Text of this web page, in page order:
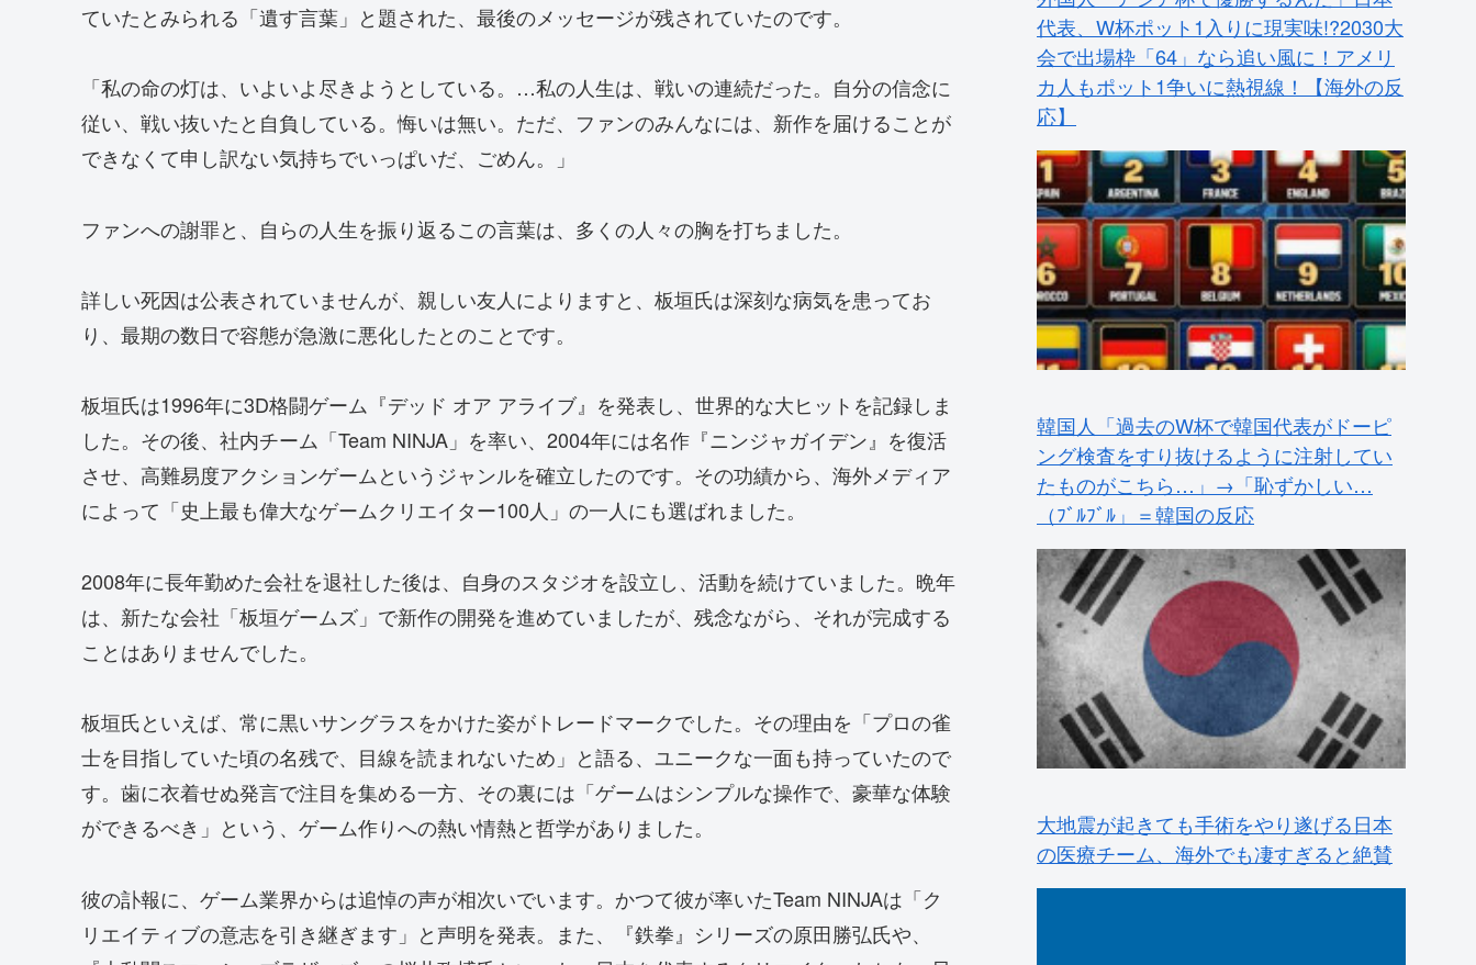
ていたとみられる「遺す言葉」と題された、最後のメッセージが残されていたのです。
「私の命の灯は、いよいよ尽きようとしている。…私の人生は、戦いの連続だった。自分の信念に
従い、戦い抜いたと自負している。悔いは無い。ただ、ファンのみんなには、新作を届けることが
できなくて申し訳ない気持ちでいっぱいだ、ごめん。」
ファンへの謝罪と、自らの人生を振り返るこの言葉は、多くの人々の胸を打ちました。
詳しい死因は公表されていませんが、親しい友人によりますと、板垣氏は深刻な病気を患ってお
り、最期の数日で容態が急激に悪化したとのことです。
板垣氏は1996年に3D格闘ゲーム『デッド オア アライブ』を発表し、世界的な大ヒットを記録しま
した。その後、社内チーム「Team NINJA」を率い、2004年には名作『ニンジャガイデン』を復活
させ、高難易度アクションゲームというジャンルを確立したのです。その功績から、海外メディア
によって「史上最も偉大なゲームクリエイター100人」の一人にも選ばれました。
2008年に長年勤めた会社を退社した後は、自身のスタジオを設立し、活動を続けていました。晩年
は、新たな会社「板垣ゲームズ」で新作の開発を進めていましたが、残念ながら、それが完成する
ことはありませんでした。
板垣氏といえば、常に黒いサングラスをかけた姿がトレードマークでした。その理由を「プロの雀
士を目指していた頃の名残で、目線を読まれないため」と語る、ユニークな一面も持っていたので
す。歯に衣着せぬ発言で注目を集める一方、その裏には「ゲームはシンプルな操作で、豪華な体験
ができるべき」という、ゲーム作りへの熱い情熱と哲学がありました。
彼の訃報に、ゲーム業界からは追悼の声が相次いでいます。かつて彼が率いたTeam NINJAは「ク
リエイティブの意志を引き継ぎます」と声明を発表。また、『鉄拳』シリーズの原田勝弘氏や、
韓国人「過去のW杯で韓国代表がドーピ
ング検査をすり抜けるように注射してい
たものがこちら…」→「恥ずかしい…
（ﾌﾞﾙﾌﾞﾙ」＝韓国の反応
大地震が起きても手術をやり遂げる日本
の医療チーム、海外でも凄すぎると絶賛